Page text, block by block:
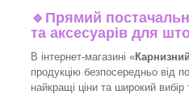
🔹 Прямий
та аксесуарів для
В інтернет-магазині «
продукцію безпосередньо від
найкращі ціни та широкий вибір